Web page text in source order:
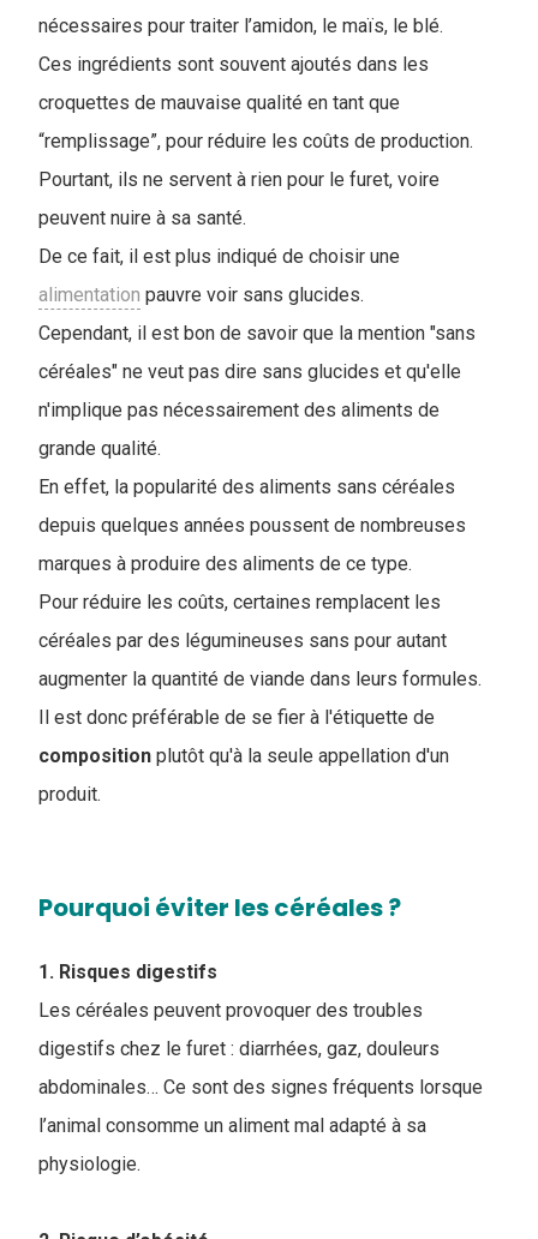
nécessaires pour traiter l’amidon, le maïs, le blé.
Ces ingrédients sont souvent ajoutés dans les
croquettes de mauvaise qualité en tant que
“remplissage”, pour réduire les coûts de production.
Pourtant, ils ne servent à rien pour le furet, voire
peuvent nuire à sa santé.
De ce fait, il est plus indiqué de choisir une
alimentation pauvre voir sans glucides.
Cependant, il est bon de savoir que la mention "sans
céréales" ne veut pas dire sans glucides et qu'elle
n'implique pas nécessairement des aliments de
grande qualité.
En effet, la popularité des aliments sans céréales
depuis quelques années poussent de nombreuses
marques à produire des aliments de ce type.
Pour réduire les coûts, certaines remplacent les
céréales par des légumineuses sans pour autant
augmenter la quantité de viande dans leurs formules.
Il est donc préférable de se fier à l'étiquette de
composition plutôt qu'à la seule appellation d'un
produit.
Pourquoi éviter les céréales ?
1. Risques digestifs
Les céréales peuvent provoquer des troubles
digestifs chez le furet : diarrhées, gaz, douleurs
abdominales… Ce sont des signes fréquents lorsque
l’animal consomme un aliment mal adapté à sa
physiologie.